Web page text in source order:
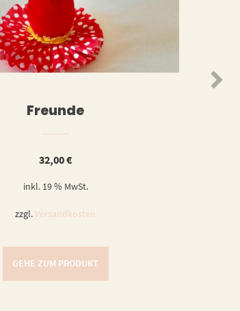
Freunde
32,00€
inkl. 19 % MwSt.
zzgl.Versandkosten
GEHE ZUM PRODUKT